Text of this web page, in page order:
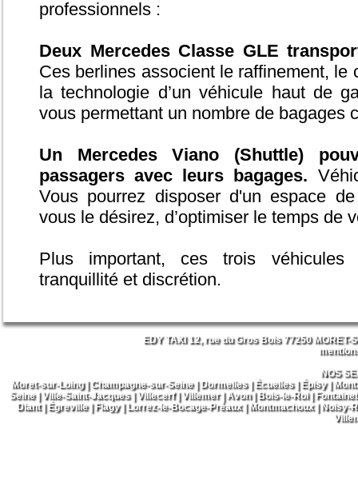
professionnels :
Deux Mercedes Classe GLE
Ces berlines associent le raffinement, le
la technologie d’un véhicule haut de
vous permettant un nombre de bagages
Un Mercedes Viano (Shuttle)
passagers avec leurs bagages.
Vous pourrez disposer d'un espace
vous le désirez, d’optimiser le temps de
Plus important, ces trois véhicules
tranquillité et discrétion.
EDY TAXI 12, rue du Gros Bois 77250 MORET-
NOS
Moret-sur-Loing|Champagne-sur-Seine|Dormelles|Écuelles|Épisy|
Seine|Ville-Saint-Jacques|Villecerf|Villemer|Avon|Bois-le-Roi|
Diant|Égreville|Flagy|Lorrez-le-Bocage-Préaux|Montmachoux|Noisy-